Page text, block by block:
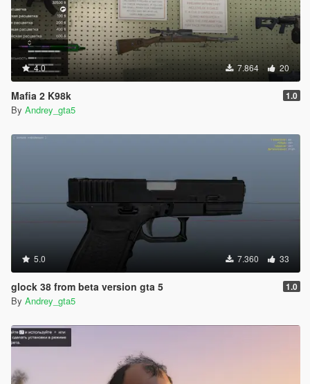
4.0 7.864 20
Mafia 2 K98k 1.0
By Andrey_gta5
5.0 7.360 33
glock 38 from beta version gta 5 1.0
By Andrey_gta5